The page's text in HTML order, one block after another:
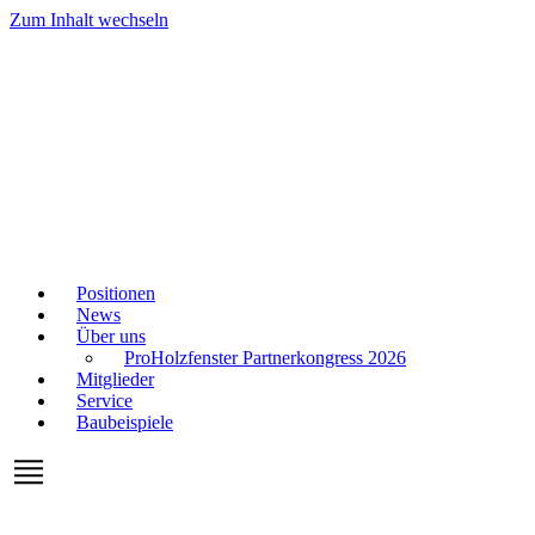
Zum Inhalt wechseln
Positionen
News
Über uns
ProHolzfenster Partnerkongress 2026
Mitglieder
Service
Baubeispiele